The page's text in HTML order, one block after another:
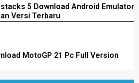
5 Download Android Emulator
Versi Terbaru
MotoGP 21 Pc Full Version